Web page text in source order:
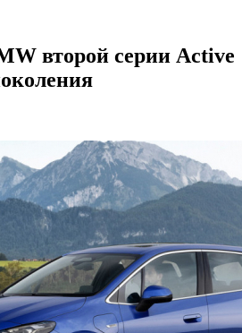
второй серии Active